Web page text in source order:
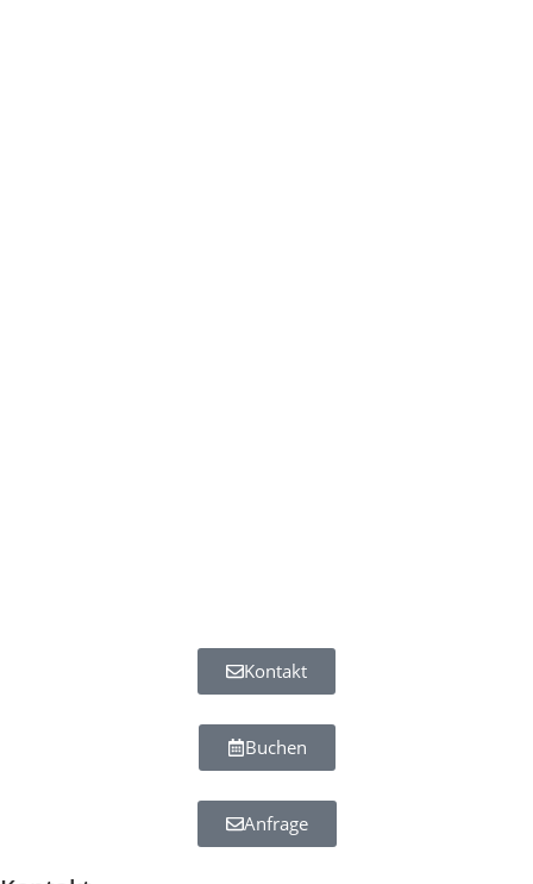
Kontakt
Buchen
Anfrage